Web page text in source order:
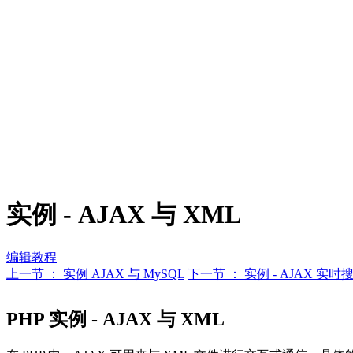
实例 - AJAX 与 XML
编辑教程
上一节 ： 实例 AJAX 与 MySQL 下一节 ： 实例 - AJAX 实时
PHP 实例 - AJAX 与 XML